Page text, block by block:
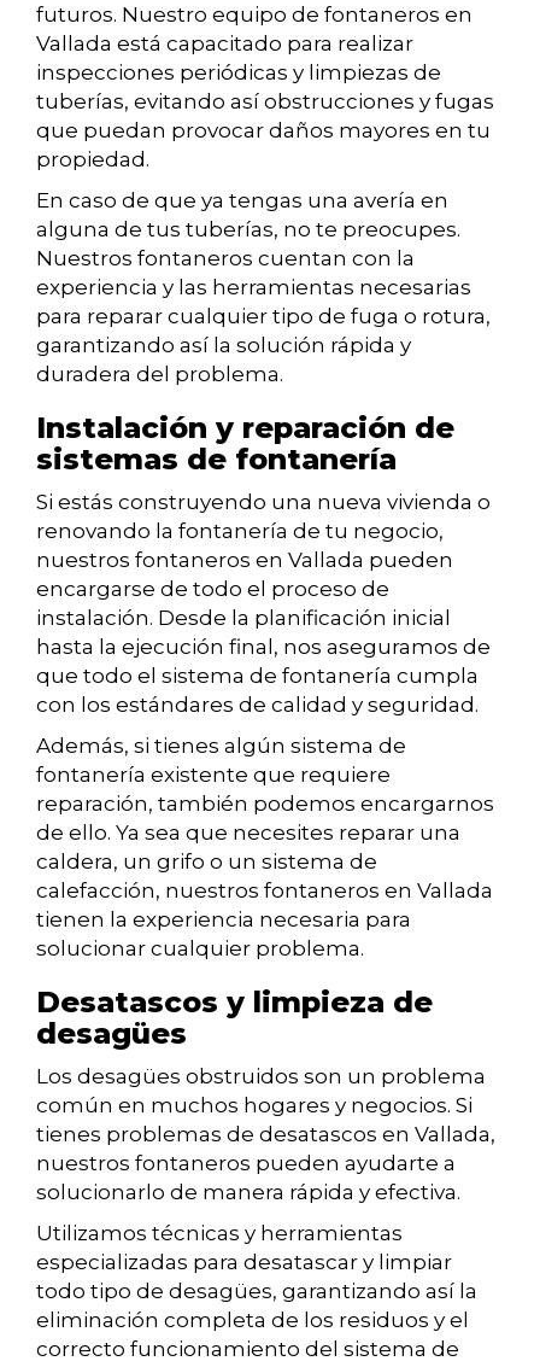
futuros. Nuestro equipo de fontaneros en
Vallada está capacitado para realizar
inspecciones periódicas y limpiezas de
tuberías, evitando así obstrucciones y fugas
que puedan provocar daños mayores en tu
propiedad.
En caso de que ya tengas una avería en
alguna de tus tuberías, no te preocupes.
Nuestros fontaneros cuentan con la
experiencia y las herramientas necesarias
para reparar cualquier tipo de fuga o rotura,
garantizando así la solución rápida y
duradera del problema.
Instalación y reparación de
sistemas de fontanería
Si estás construyendo una nueva vivienda o
renovando la fontanería de tu negocio,
nuestros fontaneros en Vallada pueden
encargarse de todo el proceso de
instalación. Desde la planificación inicial
hasta la ejecución final, nos aseguramos de
que todo el sistema de fontanería cumpla
con los estándares de calidad y seguridad.
Además, si tienes algún sistema de
fontanería existente que requiere
reparación, también podemos encargarnos
de ello. Ya sea que necesites reparar una
caldera, un grifo o un sistema de
calefacción, nuestros fontaneros en Vallada
tienen la experiencia necesaria para
solucionar cualquier problema.
Desatascos y limpieza de
desagües
Los desagües obstruidos son un problema
común en muchos hogares y negocios. Si
tienes problemas de desatascos en Vallada,
nuestros fontaneros pueden ayudarte a
solucionarlo de manera rápida y efectiva.
Utilizamos técnicas y herramientas
especializadas para desatascar y limpiar
todo tipo de desagües, garantizando así la
eliminación completa de los residuos y el
correcto funcionamiento del sistema de